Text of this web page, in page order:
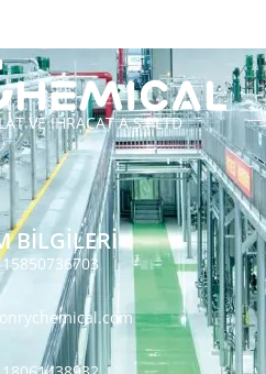
VE İHRACAT A.Ş., LTD
BİLGİLERİ